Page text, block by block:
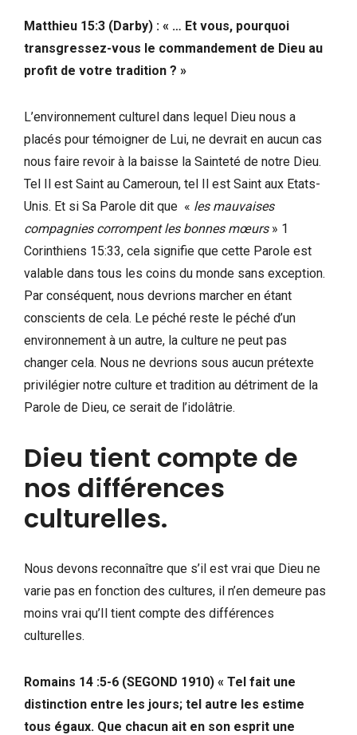
Matthieu 15:3 (Darby) : « … Et vous, pourquoi
transgressez-vous le commandement de Dieu au
profit de votre tradition ? »
L’environnement culturel dans lequel Dieu nous a
placés pour témoigner de Lui, ne devrait en aucun cas
nous faire revoir à la baisse la Sainteté de notre Dieu.
Tel Il est Saint au Cameroun, tel Il est Saint aux Etats-
Unis. Et si Sa Parole dit que « les mauvaises
compagnies corrompent les bonnes mœurs » 1
Corinthiens 15:33, cela signifie que cette Parole est
valable dans tous les coins du monde sans exception.
Par conséquent, nous devrions marcher en étant
conscients de cela. Le péché reste le péché d’un
environnement à un autre, la culture ne peut pas
changer cela. Nous ne devrions sous aucun prétexte
privilégier notre culture et tradition au détriment de la
Parole de Dieu, ce serait de l’idolâtrie.
Dieu tient compte de
nos différences
culturelles.
Nous devons reconnaître que s’il est vrai que Dieu ne
varie pas en fonction des cultures, il n’en demeure pas
moins vrai qu’Il tient compte des différences
culturelles.
Romains 14 :5-6 (SEGOND 1910) « Tel fait une
distinction entre les jours; tel autre les estime
tous égaux. Que chacun ait en son esprit une